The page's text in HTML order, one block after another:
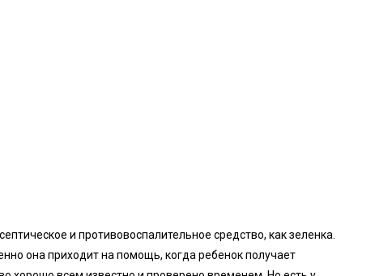
и противовоспалительное средство, как зеленка.
она приходит на помощь, когда ребенок получает